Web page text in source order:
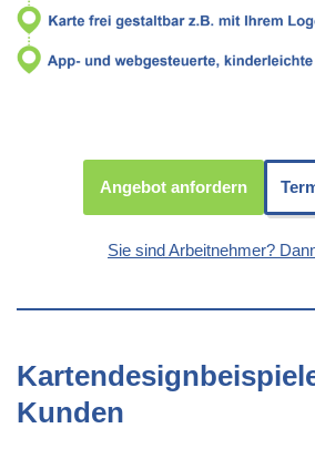
Angebot anfordern
Sie sind Arbeitnehmer?
Kunden